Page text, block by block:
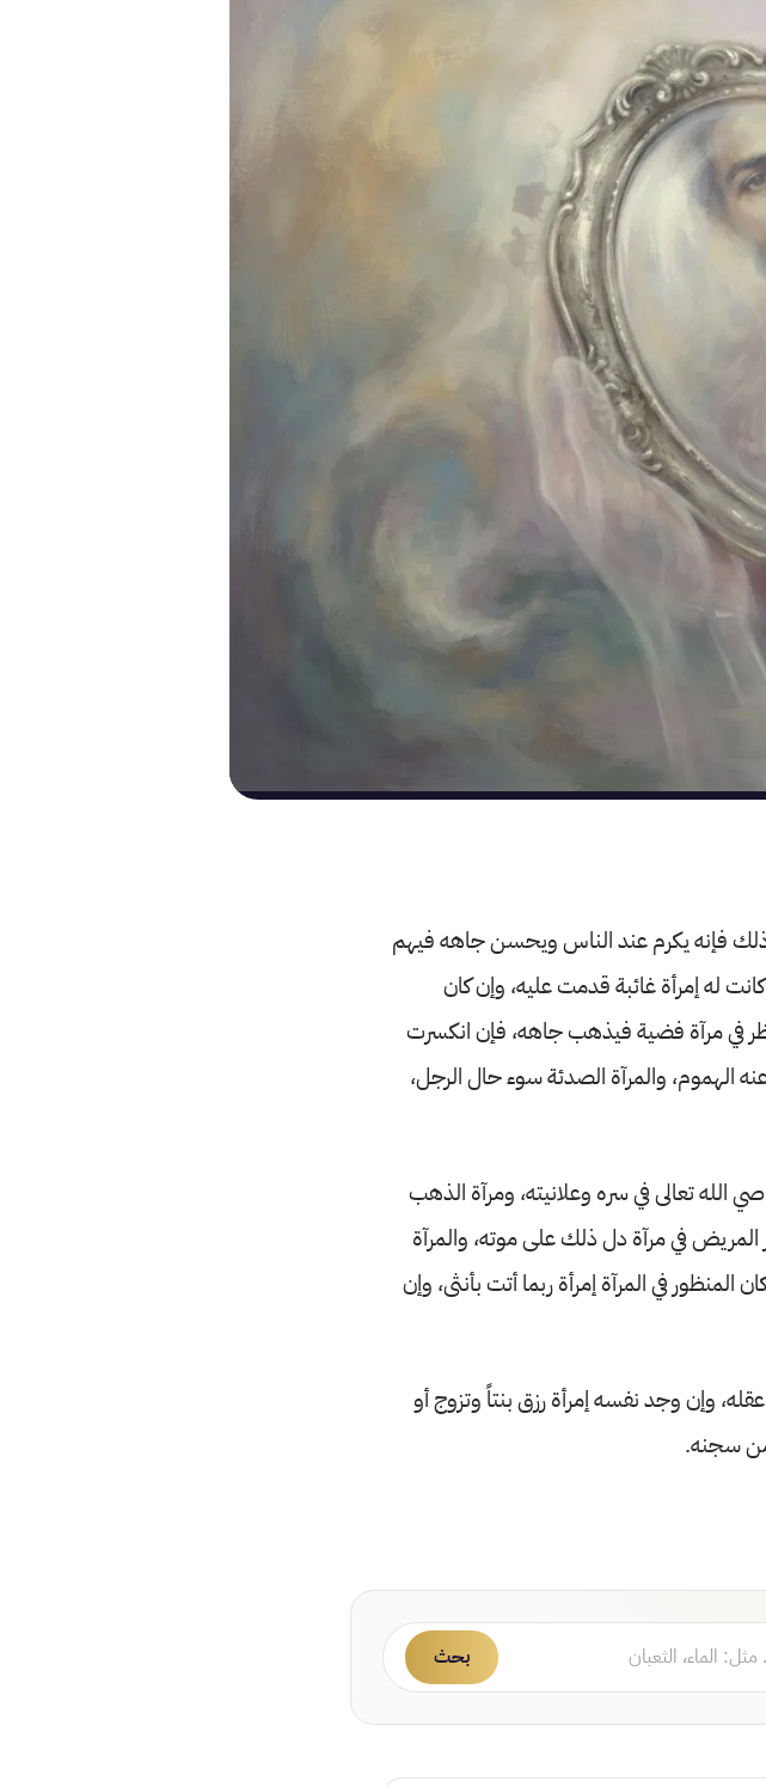
ذلك فإنه يكرم عند الناس ويحسن جاهه فيهم
له إمرأة غائبة قدمت عليه، وإن كان
في مرآة فضية فيذهب جاهه، فإن انكسرت
الهموم، والمرآة الصدئة سوء حال الرجل،
الله تعالى في سره وعلانيته، ومرآة الذهب
المريض في مرآة دل ذلك على موته، والمرآة
في المرآة إمرأة ربما أتت بأنثى، وإن
وإن وجد نفسه إمرأة رزق بنتاً وتزوج أو
من سجنه.
بحث